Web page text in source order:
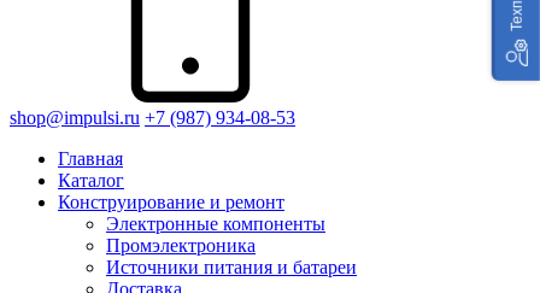
shop@impulsi.ru +7 (987) 934-08-53
Главная
Каталог
Конструирование и ремонт
Электронные компоненты
Промэлектроника
Источники питания и батареи
Доставка